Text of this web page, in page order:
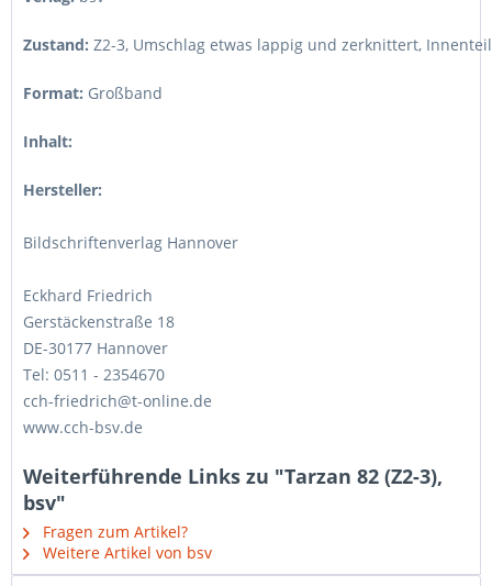
Zustand: Z2-3, Umschlag etwas lappig und zerknittert,
Format: Großband
Inhalt:
Hersteller:
Bildschriftenverlag Hannover
Eckhard Friedrich
Gerstäckenstraße 18
DE-30177 Hannover
Tel: 0511 - 2354670
cch-friedrich@t-online.de
www.cch-bsv.de
Weiterführende Links zu "Tarzan 82 (Z2-3),
bsv"
Fragen zum Artikel?
Weitere Artikel von bsv